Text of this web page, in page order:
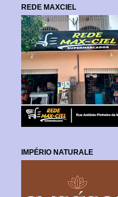
REDE MAXCIEL
IMPÉRIO NATURALE